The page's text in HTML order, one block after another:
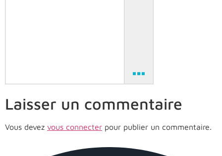
Laisser un commentaire
Vous devez vous connecter pour publier un commentaire.